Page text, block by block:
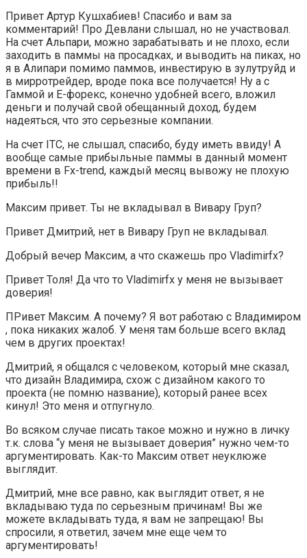
Привет Артур Кушхабиев! Спасибо и вам за
комментарий! Про Девлани слышал, но не участвовал.
На счет Альпари, можно зарабатывать и не плохо, если
заходить в паммы на просадках, и выводить на пиках, но
я в Алипари помимо паммов, инвестирую в зулутруйд и
в мирротрейдер, вроде пока все получается! Ну а с
Гаммой и Е-форекс, конечно удобней всего, вложил
деньги и получай свой обещанный доход, будем
надеяться, что это серьезные компании.
На счет ITC, не слышал, спасибо, буду иметь ввиду! А
вообще самые прибыльные паммы в данный момент
времени в Fx-trend, каждый месяц вывожу не плохую
прибыль!!
Максим привет. Ты не вкладывал в Вивару Груп?
Привет Дмитрий, нет в Вивару Груп не вкладывал.
Добрый вечер Максим, а что скажешь про Vladimirfx?
Привет Толя! Да что то Vladimirfx у меня не вызывает
доверия!
ПРивет Максим. А почему? Я вот работаю с Владимиром
, пока никаких жалоб. У меня там больше всего вклад
чем в других проектах!
Дмитрий, я общался с человеком, который мне сказал,
что дизайн Владимира, схож с дизайном какого то
проекта (не помню название), который ранее всех
кинул! Это меня и отпугнуло.
Во всяком случае писать такое можно и нужно в личку
т.к. слова “у меня не вызывает доверия” нужно чем-то
аргументировать. Как-то Максим ответ неуклюже
выглядит.
Дмитрий, мне все равно, как выглядит ответ, я не
вкладываю туда по серьезным причинам! Вы же
можете вкладывать туда, я вам не запрещаю! Вы
спросили, я ответил, зачем мне еще чем то
аргументировать!